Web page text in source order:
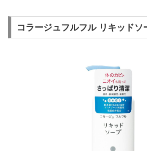
コラージュフルフル リキッドソ